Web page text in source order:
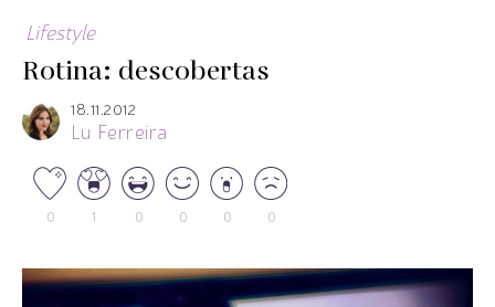
Lifestyle
Rotina: descobertas
18.11.2012
Lu Ferreira
0 1 0 0 0 0